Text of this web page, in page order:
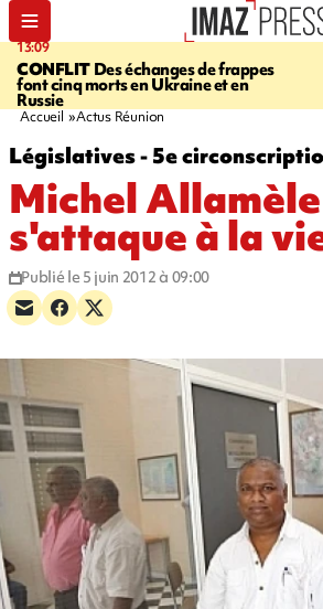
13:09
CONFLIT Des échanges de frappes
font cinq morts en Ukraine et en
Russie
Accueil Actus Réunion
Législatives - 5e
Michel Allamèle
s'attaque à la
Publié le 5 juin 2012 à 09:00